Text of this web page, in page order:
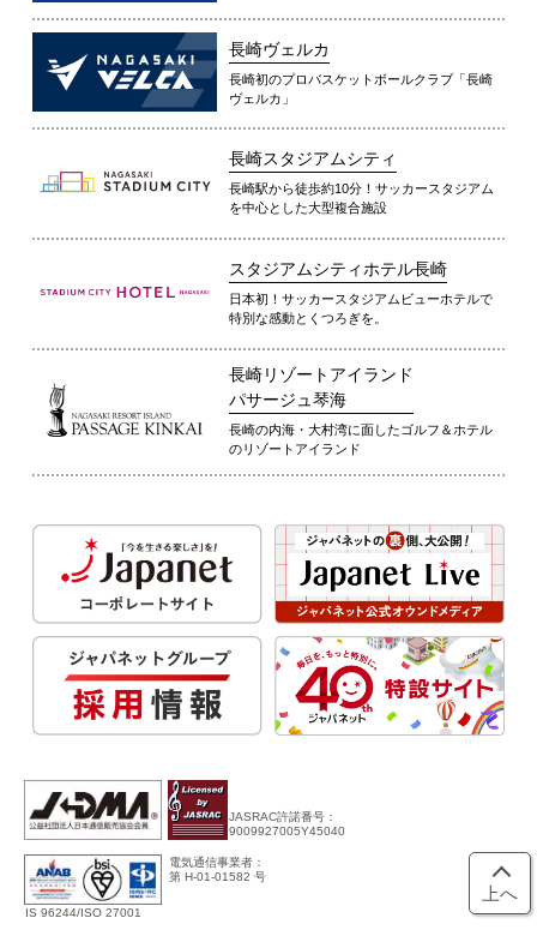
長崎ヴェルカ
長崎初のプロバスケットボールクラブ「長崎
ヴェルカ」
長崎スタジアムシティ
長崎駅から徒歩約10分！サッカースタジアム
を中心とした大型複合施設
スタジアムシティホテル長崎
日本初！サッカースタジアムビューホテルで
特別な感動とくつろぎを。
長崎リゾートアイランド
パサージュ琴海
長崎の内海・大村湾に面したゴルフ＆ホテル
のリゾートアイランド
JASRAC許諾番号：
9009927005Y45040
IS 96244/ISO 27001
電気通信事業者：
第 H-01-01582 号
上へ